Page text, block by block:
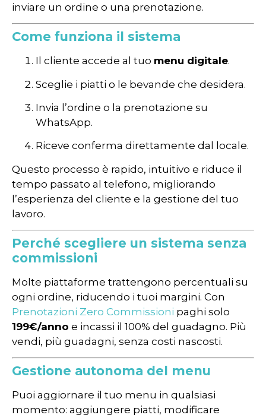
inviare un ordine o una prenotazione.
Come funziona il sistema
Il cliente accede al tuo menu digitale.
Sceglie i piatti o le bevande che desidera.
Invia l’ordine o la prenotazione su
WhatsApp.
Riceve conferma direttamente dal locale.
Questo processo è rapido, intuitivo e riduce il
tempo passato al telefono, migliorando
l’esperienza del cliente e la gestione del tuo
lavoro.
Perché scegliere un sistema senza
commissioni
Molte piattaforme trattengono percentuali su
ogni ordine, riducendo i tuoi margini. Con
Prenotazioni Zero Commissioni paghi solo
199€/anno e incassi il 100% del guadagno. Più
vendi, più guadagni, senza costi nascosti.
Gestione autonoma del menu
Puoi aggiornare il tuo menu in qualsiasi
momento: aggiungere piatti, modificare